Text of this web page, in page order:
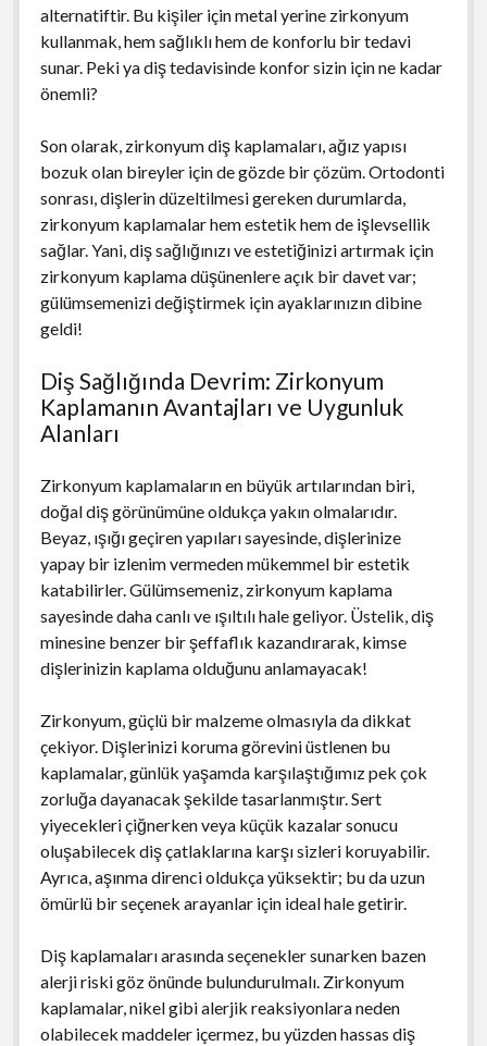
alternatiftir. Bu kişiler için metal yerine zirkonyum
kullanmak, hem sağlıklı hem de konforlu bir tedavi
sunar. Peki ya diş tedavisinde konfor sizin için ne kadar
önemli?
Son olarak, zirkonyum diş kaplamaları, ağız yapısı
bozuk olan bireyler için de gözde bir çözüm. Ortodonti
sonrası, dişlerin düzeltilmesi gereken durumlarda,
zirkonyum kaplamalar hem estetik hem de işlevsellik
sağlar. Yani, diş sağlığınızı ve estetiğinizi artırmak için
zirkonyum kaplama düşünenlere açık bir davet var;
gülümsemenizi değiştirmek için ayaklarınızın dibine
geldi!
Diş Sağlığında Devrim: Zirkonyum
Kaplamanın Avantajları ve Uygunluk
Alanları
Zirkonyum kaplamaların en büyük artılarından biri,
doğal diş görünümüne oldukça yakın olmalarıdır.
Beyaz, ışığı geçiren yapıları sayesinde, dişlerinize
yapay bir izlenim vermeden mükemmel bir estetik
katabilirler. Gülümsemeniz, zirkonyum kaplama
sayesinde daha canlı ve ışıltılı hale geliyor. Üstelik, diş
minesine benzer bir şeffaflık kazandırarak, kimse
dişlerinizin kaplama olduğunu anlamayacak!
Zirkonyum, güçlü bir malzeme olmasıyla da dikkat
çekiyor. Dişlerinizi koruma görevini üstlenen bu
kaplamalar, günlük yaşamda karşılaştığımız pek çok
zorluğa dayanacak şekilde tasarlanmıştır. Sert
yiyecekleri çiğnerken veya küçük kazalar sonucu
oluşabilecek diş çatlaklarına karşı sizleri koruyabilir.
Ayrıca, aşınma direnci oldukça yüksektir; bu da uzun
ömürlü bir seçenek arayanlar için ideal hale getirir.
Diş kaplamaları arasında seçenekler sunarken bazen
alerji riski göz önünde bulundurulmalı. Zirkonyum
kaplamalar, nikel gibi alerjik reaksiyonlara neden
olabilecek maddeler içermez, bu yüzden hassas diş